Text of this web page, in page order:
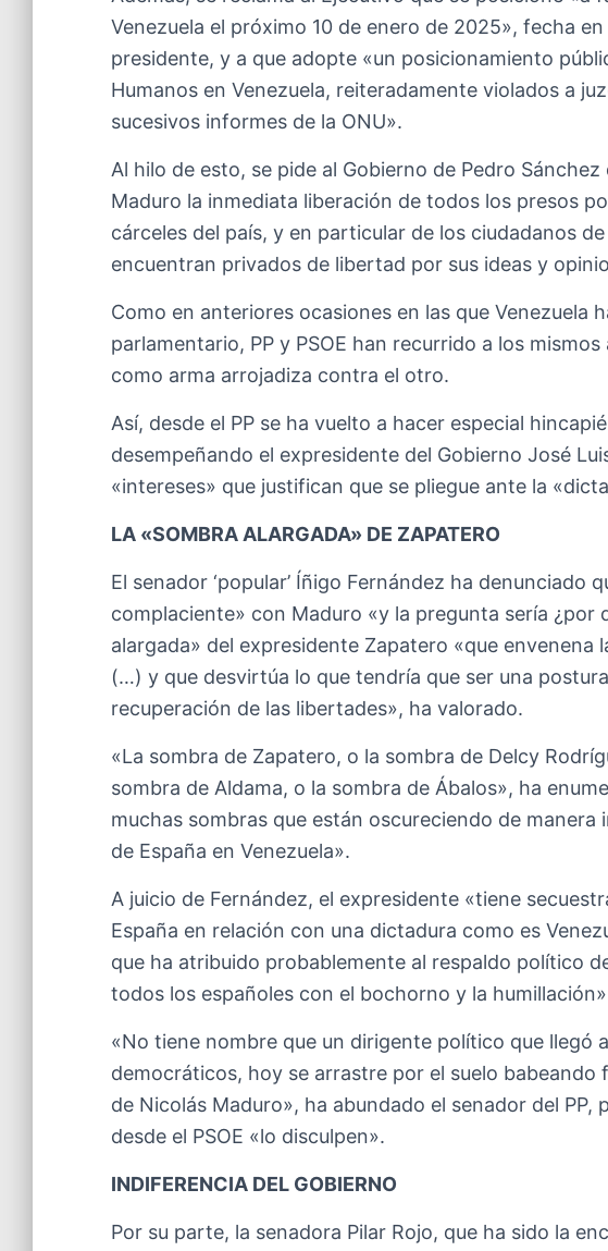
Venezuela el próximo 10 de enero de 2025», fecha
presidente, y a que adopte «un posicionamiento
Humanos en Venezuela, reiteradamente violados a
sucesivos informes de la ONU».
Al hilo de esto, se pide al Gobierno de Pedro
Maduro la inmediata liberación de todos los presos
cárceles del país, y en particular de los ciudadanos
encuentran privados de libertad por sus ideas y
Como en anteriores ocasiones en las que Venezuela
parlamentario, PP y PSOE han recurrido a los
como arma arrojadiza contra el otro.
Así, desde el PP se ha vuelto a hacer especial
desempeñando el expresidente del Gobierno José
«intereses» que justifican que se pliegue ante la
LA «SOMBRA ALARGADA» DE ZAPATERO
El senador ‘popular’ Íñigo Fernández ha denunciado
complaciente» con Maduro «y la pregunta sería ¿por
alargada» del expresidente Zapatero «que envenena
(…) y que desvirtúa lo que tendría que ser una
recuperación de las libertades», ha valorado.
«La sombra de Zapatero, o la sombra de Delcy
sombra de Aldama, o la sombra de Ábalos», ha
muchas sombras que están oscureciendo de manera
de España en Venezuela».
A juicio de Fernández, el expresidente «tiene
España en relación con una dictadura como es
que ha atribuido probablemente al respaldo político
todos los españoles con el bochorno y la
«No tiene nombre que un dirigente político que llegó
democráticos, hoy se arrastre por el suelo babeando
de Nicolás Maduro», ha abundado el senador del PP,
desde el PSOE «lo disculpen».
INDIFERENCIA DEL GOBIERNO
Por su parte, la senadora Pilar Rojo, que ha sido la